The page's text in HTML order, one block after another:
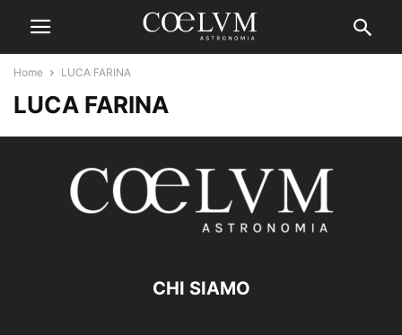
Home LUCA FARINA
LUCA FARINA
CHI SIAMO